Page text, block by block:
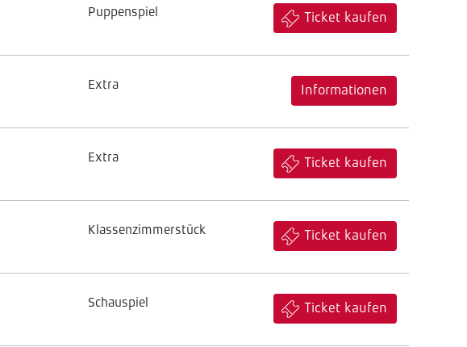
Puppenspiel Ticket kaufen
Extra Informationen
Extra Ticket kaufen
Klassenzimmerstück Ticket kaufen
Schauspiel Ticket kaufen